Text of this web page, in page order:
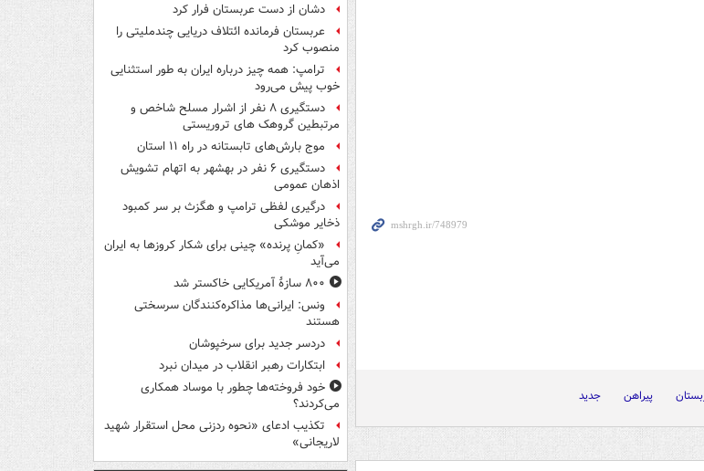
پیراهن جدید
دشان از دست عربستان فرار کرد
عربستان فرمانده ائتلاف دریایی چندملیتی را
منصوب کرد
ترامپ: همه چیز درباره ایران به طور استثنایی
خوب پیش می‌رود
دستگیری ۸ نفر از اشرار مسلح شاخص و
مرتبطین گروهک های تروریستی
موج بارش‌های تابستانه در راه ۱۱ استان
دستگیری ۶ نفر در بهشهر به اتهام تشویش
اذهان عمومی
درگیری لفظی ترامپ و هگزث بر سر کمبود
ذخایر موشکی
«کمانِ پرنده» چینی برای شکار کروزها به ایران
می‌آید
۸۰۰ سازۀ آمریکایی خاکستر شد
ونس: ایرانی‌ها مذاکره‌کنندگان سرسختی
هستند
دردسر جدید برای سرخپوشان
ابتکارات رهبر انقلاب در میدان نبرد
خود فروخته‌ها چطور با موساد همکاری
می‌کردند؟
تکذیب ادعای «نحوه ردزنی محل استقرار شهید
لاریجانی»